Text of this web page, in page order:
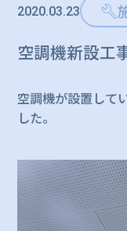
2020.03.23
空調機新設工
空調機が設置して
した。